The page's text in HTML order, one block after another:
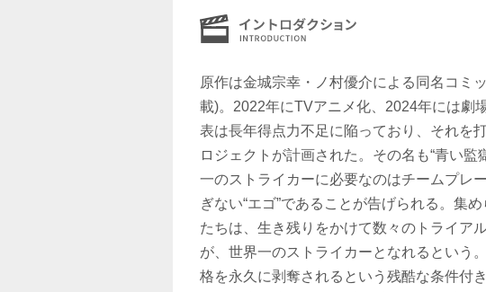
原作は金城宗幸・ノ村優介による同名コミ
載)。2022年にTVアニメ化、2024年には劇
表は長年得点力不足に陥っており、それを
ロジェクトが計画された。その名も“青い
一のストライカーに必要なのはチームプレ
ぎない“エゴ”であることが告げられる。集
たちは、生き残りをかけて数々のトライア
が、世界一のストライカーとなれるという
格を永久に剥奪されるという残酷な条件付